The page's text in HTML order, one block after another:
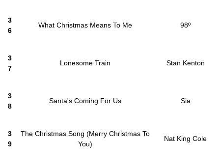
3
6
What Christmas Means To Me 98º
3
7
Lonesome Train Stan Kenton
3
8
Santa's Coming For Us Sia
3
9
The Christmas Song (Merry Christmas To
You)
Nat King Cole